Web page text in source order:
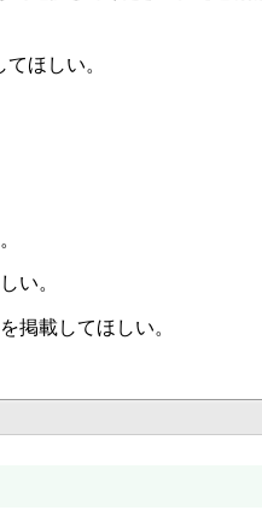
ほしい。
い。
掲載してほしい。